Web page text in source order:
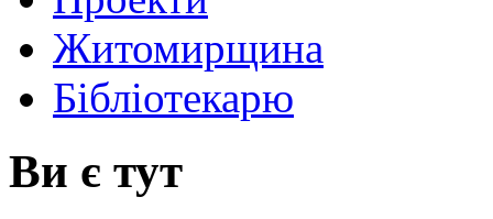
Житомирщина
Бібліотекарю
Ви є тут